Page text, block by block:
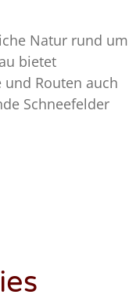
Natur rund um
bietet
Routen auch
Schneefelder